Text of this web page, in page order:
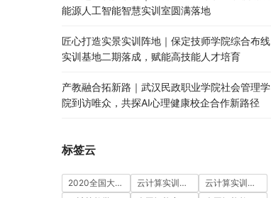
能源人工智能智慧实训室圆满落地
匠心打造实景实训阵地｜保定技师学院综合布线
实训基地二期落成，赋能高技能人才培育
产教融合拓新路｜武汉民政职业学院社会管理学
院到访唯众，共探AI心理健康校企合作新路径
标签云
2020全国大学生5G技术及应用大赛 云计算实训室建设方案
云计算实训平台